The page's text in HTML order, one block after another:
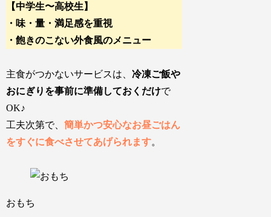
【中学生〜高校生】
・味・量・満足感を重視
・飽きのこない外食風のメニュー
主食がつかないサービスは、冷凍ご飯や
おにぎりを事前に準備しておくだけで
OK♪
工夫次第で、簡単かつ安心なお昼ごはん
をすぐに食べさせてあげられます。
おもち